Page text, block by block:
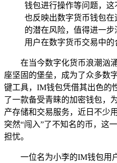
钱包进行操作等问题，这
也反映出数字货币钱包
的潜在风险，值得进一
用户在数字货币交易中的
在当今数字化货币浪潮汹
座坚固的堡垒，成为了众多数
键工具，IM钱包凭借其出色的
了一款备受青睐的加密钱包，
产存储和交易服务，近日不少
突然“闯入”了不知名的币，这
担忧。
一位名为小李的IM钱包用